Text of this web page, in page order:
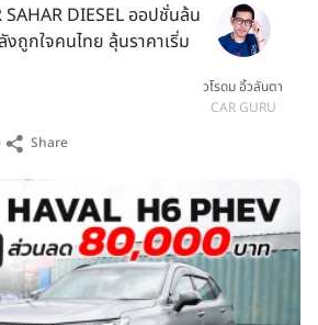
DIESEL ออปชั่นล้น
ถูกใจคนไทย ลุ้นราคาเริ่ม
วโรดม อิ้วลันตา
CAR GURU
Share